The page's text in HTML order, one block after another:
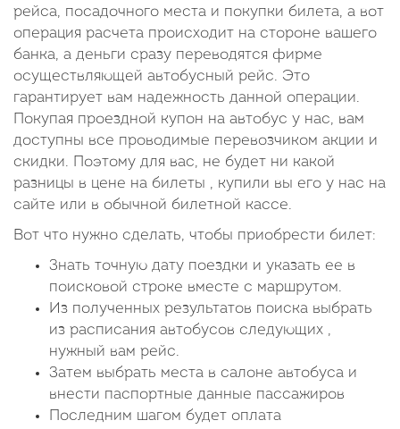
рейса, посадочного места и покупки билета, а вот
операция расчета происходит на стороне вашего
банка, а деньги сразу переводятся фирме
осуществляющей автобусный рейс. Это
гарантирует вам надежность данной операции.
Покупая проездной купон на автобус у нас, вам
доступны все проводимые перевозчиком акции и
скидки. Поэтому для вас, не будет ни какой
разницы в цене на билеты , купили вы его у нас на
сайте или в обычной билетной кассе.
Вот что нужно сделать, чтобы приобрести билет:
Знать точную дату поездки и указать ее в
поисковой строке вместе с маршрутом.
Из полученных результатов поиска выбрать
из расписания автобусов следующих ,
нужный вам рейс.
Затем выбрать места в салоне автобуса и
внести паспортные данные пассажиров
Последним шагом будет оплата